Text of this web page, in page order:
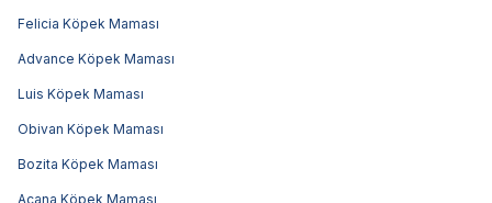
Felicia Köpek Maması
Advance Köpek Maması
Luis Köpek Maması
Obivan Köpek Maması
Bozita Köpek Maması
Acana Köpek Maması